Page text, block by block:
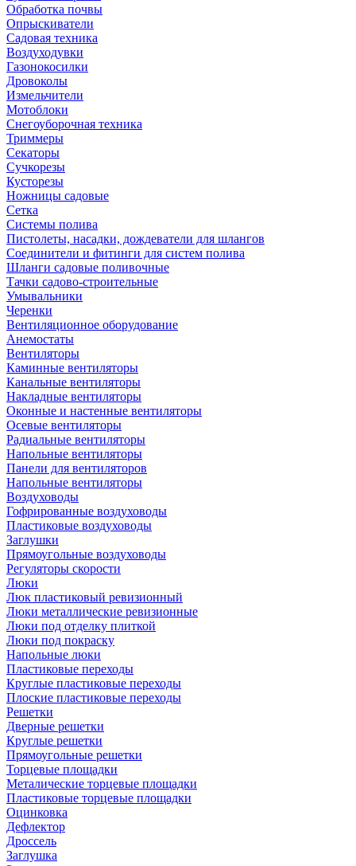
Обработка почвы
Опрыскиватели
Садовая техника
Воздуходувки
Газонокосилки
Дровоколы
Измельчители
Мотоблоки
Снегоуборочная техника
Триммеры
Секаторы
Сучкорезы
Кусторезы
Ножницы садовые
Сетка
Системы полива
Пистолеты, насадки, дождеватели для шлангов
Соединители и фитинги для систем полива
Шланги садовые поливочные
Тачки садово-строительные
Умывальники
Черенки
Вентиляционное оборудование
Анемостаты
Вентиляторы
Каминные вентиляторы
Канальные вентиляторы
Накладные вентиляторы
Оконные и настенные вентиляторы
Осевые вентиляторы
Радиальные вентиляторы
Напольные вентиляторы
Панели для вентиляторов
Напольные вентиляторы
Воздуховоды
Гофрированные воздуховоды
Пластиковые воздуховоды
Заглушки
Прямоугольные воздуховоды
Регуляторы скорости
Люки
Люк пластиковый ревизионный
Люки металлические ревизионные
Люки под отделку плиткой
Люки под покраску
Напольные люки
Пластиковые переходы
Круглые пластиковые переходы
Плоские пластиковые переходы
Решетки
Дверные решетки
Круглые решетки
Прямоугольные решетки
Торцевые площадки
Металические торцевые площадки
Пластиковые торцевые площадки
Оцинковка
Дефлектор
Дроссель
Заглушка